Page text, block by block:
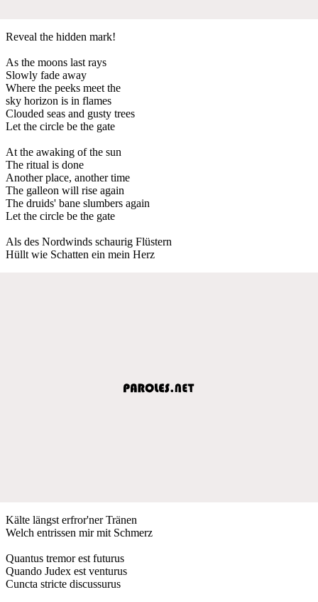
Reveal the hidden mark!
As the moons last rays
Slowly fade away
Where the peeks meet the
sky horizon is in flames
Clouded seas and gusty trees
Let the circle be the gate
At the awaking of the sun
The ritual is done
Another place, another time
The galleon will rise again
The druids' bane slumbers again
Let the circle be the gate
Als des Nordwinds schaurig Flüstern
Hüllt wie Schatten ein mein Herz
Kälte längst erfror'ner Tränen
Welch entrissen mir mit Schmerz
Quantus tremor est futurus
Quando Judex est venturus
Cuncta stricte discussurus